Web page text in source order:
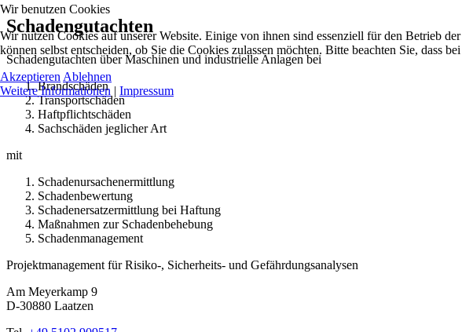
Schadengutachten
Schadengutachten über Maschinen und industrielle Anlagen bei
Brandschäden
Transportschäden
Haftpflichtschäden
Sachschäden jeglicher Art
mit
Schadenursachenermittlung
Schadenbewertung
Schadenersatzermittlung bei Haftung
Maßnahmen zur Schadenbehebung
Schadenmanagement
Projektmanagement für Risiko-, Sicherheits- und Gefährdungsanalysen
Am Meyerkamp 9
D-30880 Laatzen
Wir benutzen Cookies
Wir nutzen Cookies auf unserer Website. Einige von ihnen sind essenziell für den Betrieb
können selbst entscheiden, ob Sie die Cookies zulassen möchten. Bitte beachten Sie, dass
Akzeptieren Ablehnen
Weitere Informationen | Impressum